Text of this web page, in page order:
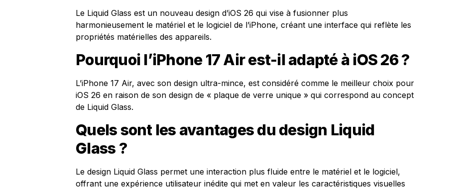
Le Liquid Glass est un nouveau design d’iOS 26 qui vise à fusionner plus
harmonieusement le matériel et le logiciel de l’iPhone, créant une interface qui reflète les
propriétés matérielles des appareils.
Pourquoi l’iPhone 17 Air est-il adapté à iOS 26 ?
L’iPhone 17 Air, avec son design ultra-mince, est considéré comme le meilleur choix pour
iOS 26 en raison de son design de « plaque de verre unique » qui correspond au concept
de Liquid Glass.
Quels sont les avantages du design Liquid
Glass ?
Le design Liquid Glass permet une interaction plus fluide entre le matériel et le logiciel,
offrant une expérience utilisateur inédite qui met en valeur les caractéristiques visuelles